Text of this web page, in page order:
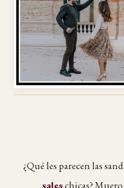
¿Qué les parecen las
saleschicas?